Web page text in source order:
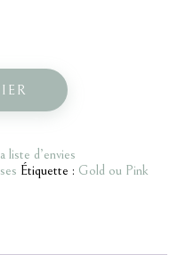
liste d’envies
Étiquette : Gold ou Pink